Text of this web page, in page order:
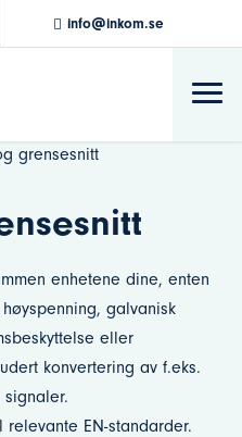
info@inkom.se
grensesnitt
enhetene dine, enten
galvanisk
eller
konvertering av f.eks.
EN-standarder.